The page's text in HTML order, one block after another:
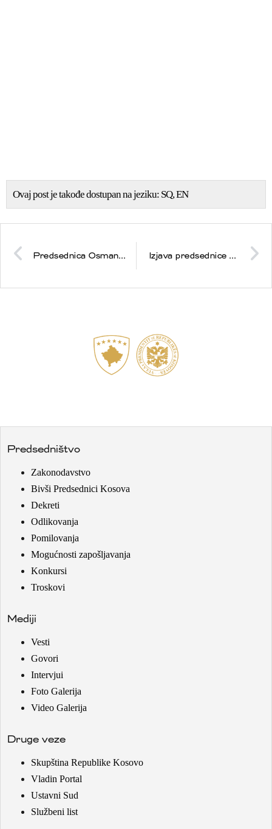
Ovaj post je takođe dostupan na jeziku: SQ EN
Predsednica Osmani: Studentski protesti 1997. godine bili su vesnik slobode Izjava predsednice Osmani međunarodnim medijima pre ulaska na Samit lidera Evropske političke zajednice u Kopenhagenu
Predsedništvo
Zakonodavstvo
Bivši Predsednici Kosova
Dekreti
Odlikovanja
Pomilovanja
Mogućnosti zapošljavanja
Konkursi
Troskovi
Mediji
Vesti
Govori
Intervjui
Foto Galerija
Video Galerija
Druge veze
Skupština Republike Kosovo
Vladin Portal
Ustavni Sud
Službeni list